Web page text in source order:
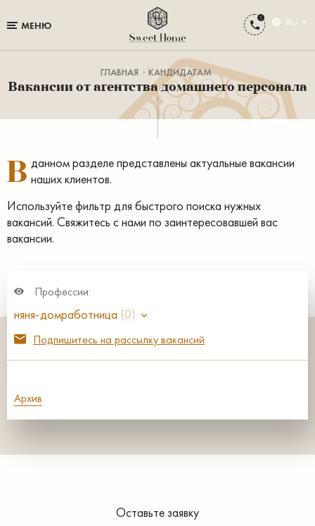
МЕНЮ RU
ГЛАВНАЯ КАНДИДАТАМ
Вакансии от агентства домашнего персонала
В данном разделе представлены актуальные вакансии
наших клиентов.
Используйте фильтр для быстрого поиска нужных
вакансий. Свяжитесь с нами по заинтересовавшей вас
вакансии.
Профессии:
няня-домработница (0)
Подпишитесь на рассылку вакансий
Архив
Оставьте заявку